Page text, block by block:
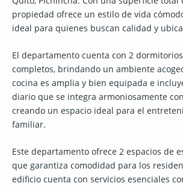
propiedad ofrece un estilo de vida
ideal para quienes buscan calidad y
El departamento cuenta con 2
completos, brindando un ambiente
cocina es amplia y bien equipada e
diario que se integra armoniosamente
creando un espacio ideal para el
familiar.
Este departamento ofrece 2 espacios de
que garantiza comodidad para los
edificio cuenta con servicios esenciales